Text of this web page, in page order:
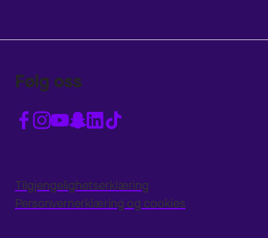
Følg oss
Tilgjengelighetserklæring
Personvernerklæring og cookies